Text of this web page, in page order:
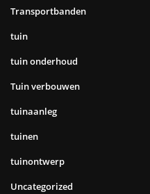
Transportbanden
tuin
tuin onderhoud
Tuin verbouwen
tuinaanleg
tuinen
tuinontwerp
Uncategorized